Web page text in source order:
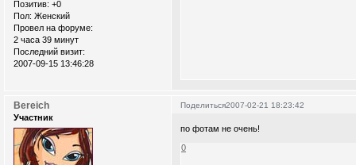
Позитив: +0
Пол: Женский
Провел на форуме:
2 часа 39 минут
Последний визит:
2007-09-15 13:46:28
Поделиться2007-02-21 18:23:42
Bereich
Участник
по фотам не очень!
0